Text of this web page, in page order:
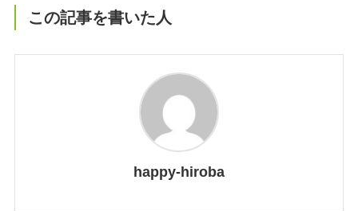
この記事を書いた人
happy-hiroba